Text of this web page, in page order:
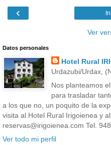
‹
Ver
Datos personales
Hotel Rural
Urdazubi/Urdax,
Nos planteamos
para trasladar
a los que no, un poquito de la
visita al Hotel Rural Irigoienea y
reservas@irigoienea.com Tel.
Ver todo mi perfil